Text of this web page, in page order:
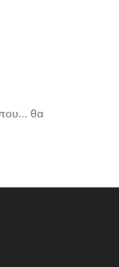
που… θα